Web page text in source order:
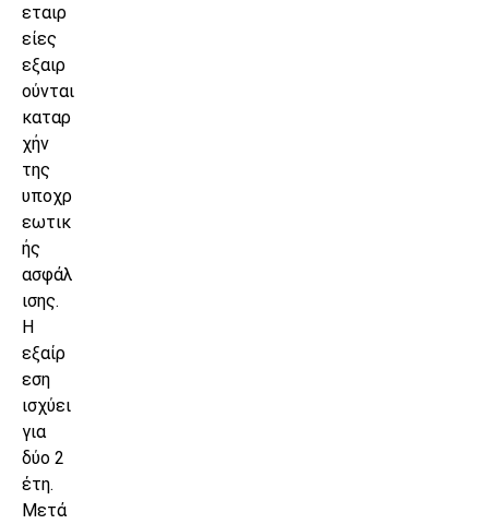
εταιρ
είες
εξαιρ
ούνται
καταρ
χήν
της
υποχρ
εωτικ
ής
ασφάλ
ισης.
Η
εξαίρ
εση
ισχύει
για
δύο 2
έτη.
Μετά